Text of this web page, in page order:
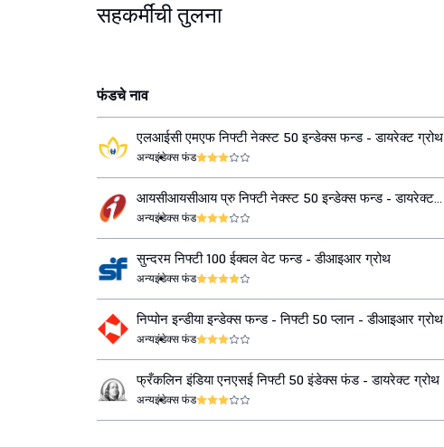
सहकर्मींची तुलना
फंडचे नाव
एलआईसी एमएफ निफ्टी नेक्स्ट 50 इन्डेक्स फन्ड - डायरेक्ट ग्रोथ
अन्यइंडेक्स फंड
आयसीआयसीआय प्रु निफ्टी नेक्स्ट 50 इन्डेक्स फन्ड - डायरेक्ट
ग्रोथ
अन्यइंडेक्स फंड
सुन्दरम निफ्टी 100 ईक्वल वेट फन्ड - डीआइआर ग्रोथ
अन्यइंडेक्स फंड
निप्पोन इन्डीया इन्डेक्स फन्ड - निफ्टी 50 प्लान - डीआइआर ग्रोथ
अन्यइंडेक्स फंड
फ्रँकलिन इंडिया एनएसई निफ्टी 50 इंडेक्स फंड - डायरेक्ट ग्रोथ
अन्यइंडेक्स फंड